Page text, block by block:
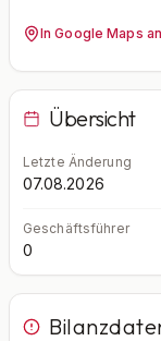
In Google Maps
Übersicht
Letzte Änderung
07.08.2026
Geschäftsführer
0